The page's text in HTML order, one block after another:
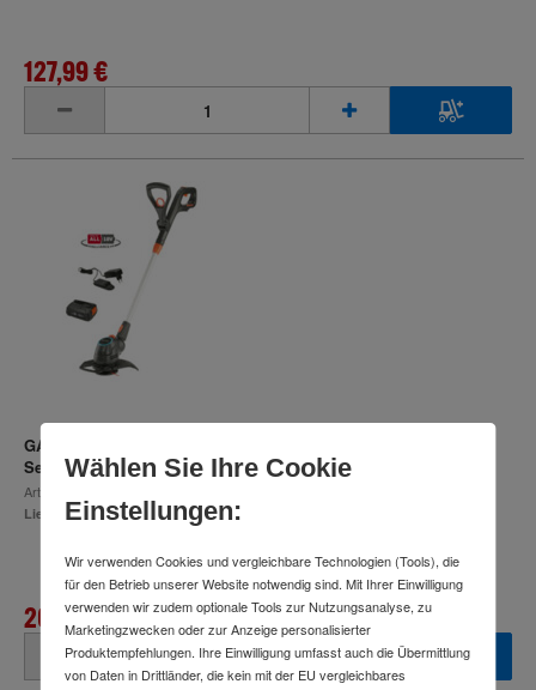
127,99 €
GARDENA Akku-Trimmer ComfortCut 23/18V P4A Ready-To-Use
Set
Art.-Nr.
Lieferzeit: 7-10 Arbeitstage
204,98 €
inkl. MwSt.
Wählen Sie Ihre Cookie
Einstellungen:
Wir verwenden Cookies und vergleichbare Technologien (Tools), die
für den Betrieb unserer Website notwendig sind. Mit Ihrer Einwilligung
verwenden wir zudem optionale Tools zur Nutzungsanalyse, zu
Marketingzwecken oder zur Anzeige personalisierter
Produktempfehlungen. Ihre Einwilligung umfasst auch die Übermittlung
von Daten in Drittländer, die kein mit der EU vergleichbares